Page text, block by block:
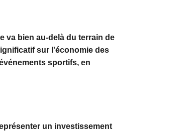
va bien au-delà du terrain de
sur l'économie des
sportifs, en
un investissement